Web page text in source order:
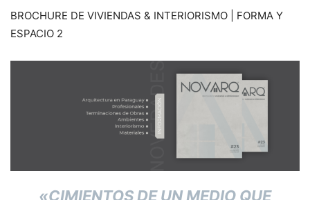
BROCHURE DE VIVIENDAS & INTERIORISMO | FORMA Y
ESPACIO 2
«CIMIENTOS DE UN MEDIO QUE